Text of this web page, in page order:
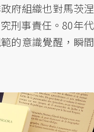
府組織也對馬茨涅
刑事責任。80年代
的意識覺醒，瞬間